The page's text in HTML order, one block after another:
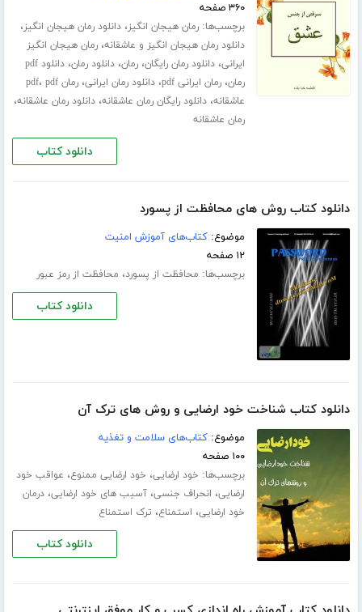
۳۶۰ صفحه
برچسب‌ها:رمان هیجان انگیز،دانلود رمان هیجان انگیز،
دانلود رمان هیجان انگیز و عاشقانه،رمان هیجان انگیز
ایرانی،دانلود رمان رایگان،رمان،دانلود رمان،
دانلود pdf
رمان،رمان ایرانی pdf ،دانلود رمان ایرانی،رمان pdf ، pdf
عاشقانه،دانلود رایگان رمان عاشقانه،دانلود رمان عاشقانه،
رمان عاشقانه
دانلود کتاب
دانلود کتاب روش های محافظت از پسورد
موضوع:کتاب‌های آموزش امنیت
۱۲ صفحه
برچسب‌ها: محافظت از پسورد، محافظت از رمز عبور
دانلود کتاب
دانلود کتاب شناخت خود ارضایی و روش های ترک آن
موضوع:کتاب‌های سلامت و تغذیه
۱۰۰ صفحه
برچسب‌ها: خود ارضایی، خود ارضایی ممنوع، عواقب خود
ارضایی، انحراف جنسی،آسیب های خود ارضایی،درمان
خود ارضایی، استمناع، ترک استمناع
دانلود کتاب